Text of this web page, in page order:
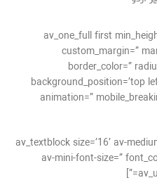
[av_one_full first
custom_margin=”
border_color=”
background_position=’top
animation=”
[av_textblock size=’16’ av-
av-mini-font-size=”